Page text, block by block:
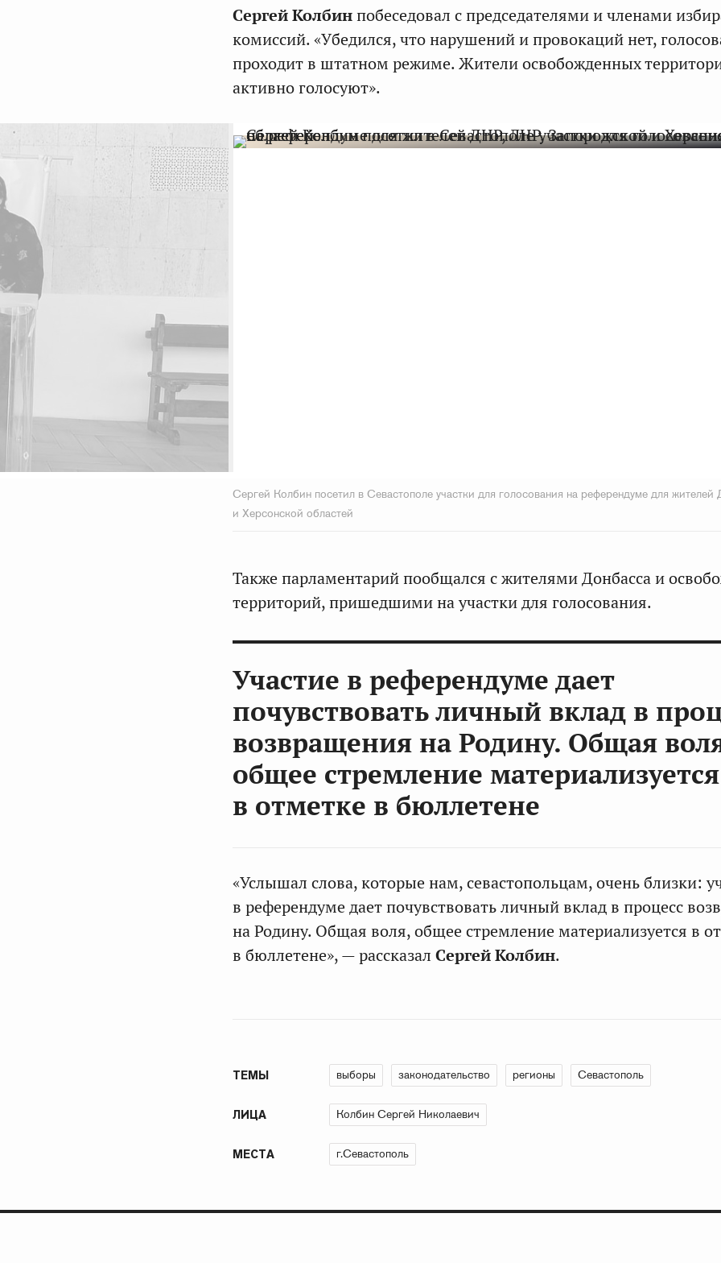
Сергей Колбинпобеседовал с председателями и членами
комиссий. «Убедился, что нарушений и провокаций нет,
проходит в штатном режиме. Жители освобожденных
активно голосуют».
Сергей Колбин посетил в Севастополе участки для голосования на референдуме для
и Херсонской областей
Также парламентарий пообщался с жителями Донбасса и
территорий, пришедшими на участки для голосования.
Участие в референдуме дает
почувствовать личный вклад в
возвращения на Родину. Общая
общее стремление материализуется
в отметке в бюллетене
«Услышал слова, которые нам, севастопольцам, очень близки:
в референдуме дает почувствовать личный вклад в процесс
на Родину. Общая воля, общее стремление материализуется в
в бюллетене», — рассказал Сергей Колбин.
ТЕМЫ выборы законодательство регионы Севастополь
ЛИЦА Колбин Сергей Николаевич
МЕСТА г.Севастополь